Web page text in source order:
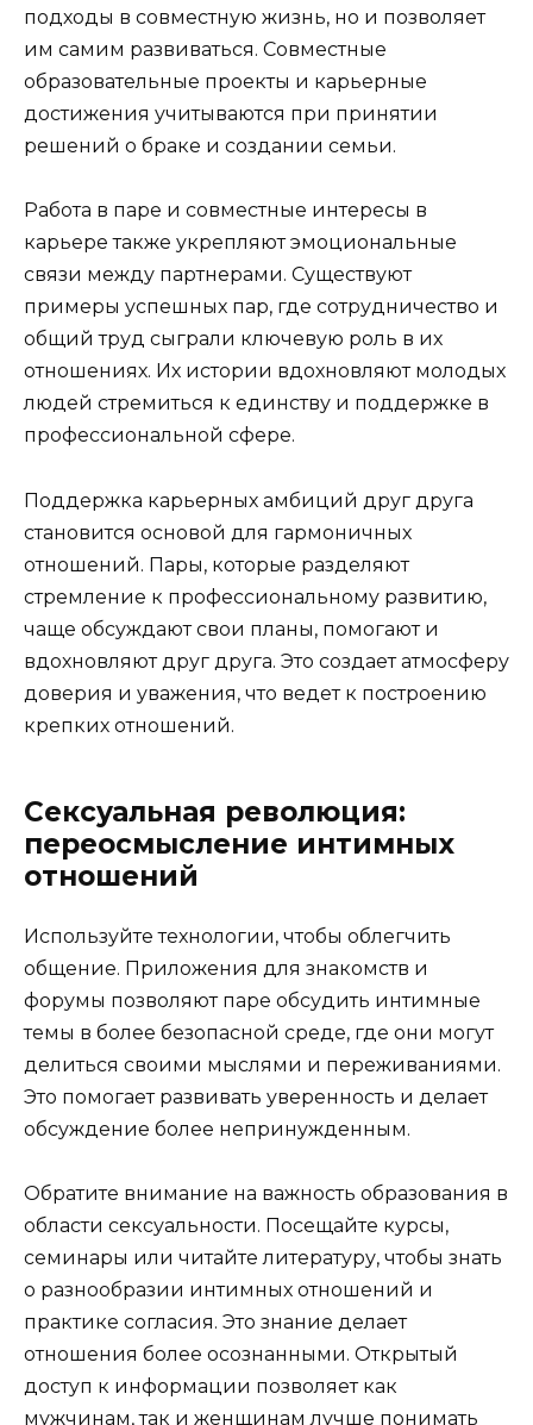
подходы в совместную жизнь, но и позволяет
им самим развиваться. Совместные
образовательные проекты и карьерные
достижения учитываются при принятии
решений о браке и создании семьи.
Работа в паре и совместные интересы в
карьере также укрепляют эмоциональные
связи между партнерами. Существуют
примеры успешных пар, где сотрудничество и
общий труд сыграли ключевую роль в их
отношениях. Их истории вдохновляют молодых
людей стремиться к единству и поддержке в
профессиональной сфере.
Поддержка карьерных амбиций друг друга
становится основой для гармоничных
отношений. Пары, которые разделяют
стремление к профессиональному развитию,
чаще обсуждают свои планы, помогают и
вдохновляют друг друга. Это создает атмосферу
доверия и уважения, что ведет к построению
крепких отношений.
Сексуальная революция:
переосмысление интимных
отношений
Используйте технологии, чтобы облегчить
общение. Приложения для знакомств и
форумы позволяют паре обсудить интимные
темы в более безопасной среде, где они могут
делиться своими мыслями и переживаниями.
Это помогает развивать уверенность и делает
обсуждение более непринужденным.
Обратите внимание на важность образования в
области сексуальности. Посещайте курсы,
семинары или читайте литературу, чтобы знать
о разнообразии интимных отношений и
практике согласия. Это знание делает
отношения более осознанными. Открытый
доступ к информации позволяет как
мужчинам, так и женщинам лучше понимать